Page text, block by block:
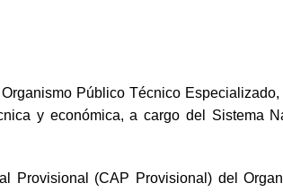
Público Técnico
y económica, a cargo del Sistema
Provisional (CAP Provisional) del